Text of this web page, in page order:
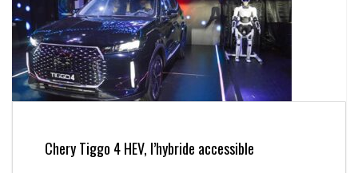
Chery Tiggo 4 HEV, l’hybride accessible